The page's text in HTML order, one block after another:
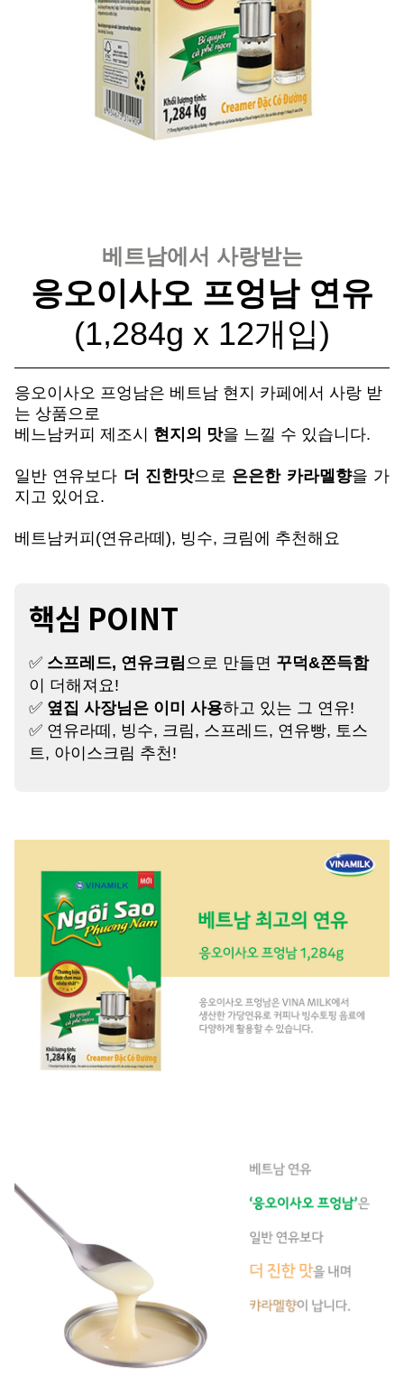
베트남에서 사랑받는
응오이사오 프엉남 연유
(1,284g x 12개입)
응오이사오 프엉남은 베트남 현지 카페에서 사랑 받
는 상품으로
베느남커피 제조시 현지의 맛을 느낄 수 있습니다.
일반 연유보다 더 진한맛으로 은은한 카라멜향을 가
지고 있어요.
베트남커피(연유라떼), 빙수, 크림에 추천해요
핵심 POINT
✅ 스프레드, 연유크림 으로 만들면 꾸덕&쫀득함
이 더해져요!
✅ 옆집 사장님은 이미 사용하고 있는 그 연유!
✅ 연유라떼, 빙수, 크림, 스프레드, 연유빵, 토스
트, 아이스크림 추천!